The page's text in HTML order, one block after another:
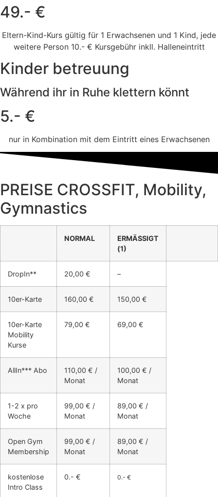
49.- €
Eltern-Kind-Kurs gültig für 1 Erwachsenen und 1 Kind, jede
weitere Person 10.- € Kursgebühr inkll. Halleneintritt
Kinder betreuung
Während ihr in Ruhe klettern könnt
5.- €
nur in Kombination mit dem Eintritt eines Erwachsenen
PREISE CROSSFIT, Mobility,
Gymnastics
NORMAL
ERMÄSSIGT
(1)
DropIn** 20,00 € –
10er-Karte 160,00 € 150,00 €
10er-Karte
Mobility
Kurse
79,00 € 69,00 €
AllIn*** Abo
110,00 € /
Monat
100,00 € /
Monat
1-2 x pro
Woche
99,00 € /
Monat
89,00 € /
Monat
Open Gym
Membership
99,00 € /
Monat
89,00 € /
Monat
kostenlose
Intro Class
0.- € 0.- €